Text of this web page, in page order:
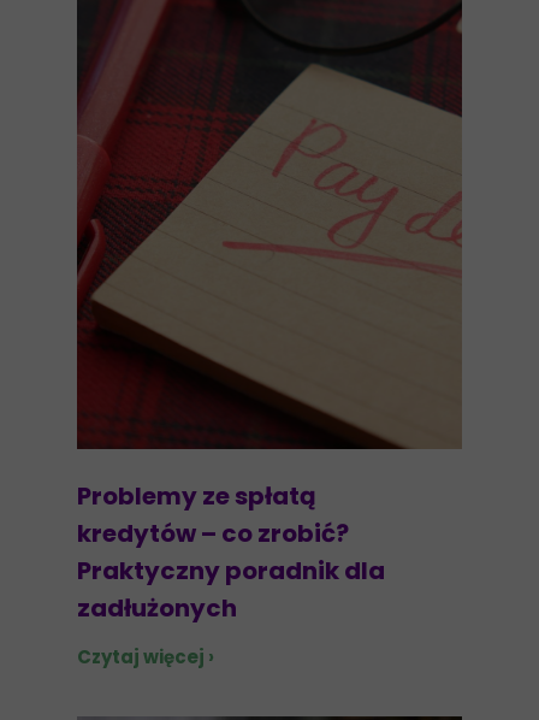
Problemy ze spłatą
kredytów – co zrobić?
Praktyczny poradnik dla
zadłużonych
Czytaj więcej ›